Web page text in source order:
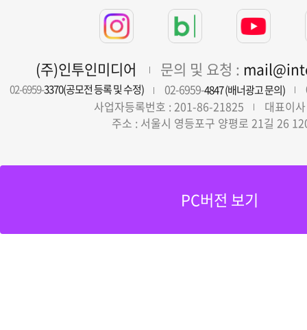
(주)인투인미디어 문의 및 요청 :
02-6959-3370(공모전 등록 및 수정) 02-6959-4847 (배너광고 문의)
사업자등록번호 : 201-86-21825
대표이
주소 : 서울시 영등포구 양평로 21길 26
PC버전 보기